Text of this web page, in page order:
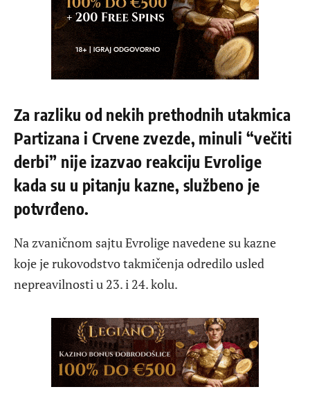
Za razliku od nekih prethodnih utakmica
Partizana i Crvene zvezde, minuli “večiti
derbi” nije izazvao reakciju Evrolige
kada su u pitanju kazne, službeno je
potvrđeno.
Na zvaničnom sajtu Evrolige navedene su kazne
koje je rukovodstvo takmičenja odredilo usled
nepreavilnosti u 23. i 24. kolu.